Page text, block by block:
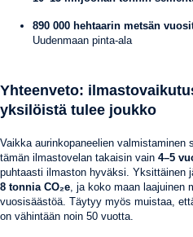
890 000 hehtaarin metsän
Uudenmaan pinta-ala
Yhteenveto:
yksilöistä tulee joukko
Vaikka aurinkopaneelien
tämän ilmastovelan takaisin vain 4–5
puhtaasti ilmaston hyväksi. Yksittäinen
8 tonnia CO₂e, ja koko maan laajuinen
vuosisäästöä. Täytyy myös muistaa,
on vähintään noin 50 vuotta.